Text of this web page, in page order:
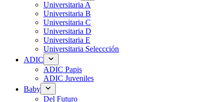
Universitaria A
Universitaria B
Universitaria C
Universitaria D
Universitaria E
Universitaria Seleccción
ADIC
ADIC Papis
ADIC Juveniles
Baby
Del Futuro